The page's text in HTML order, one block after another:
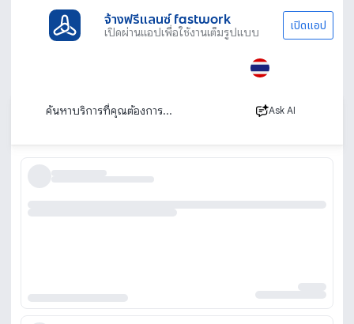
จ้างฟรีแลนซ์ fastwork
เปิดผ่านแอปเพื่อใช้งานเต็มรูปแบบ เปิดแอป
Ask AI
การแพทย์ และสุขภาพอื่นๆ
รวมงานสายสุขภาพและการแพทย์อื่นๆ
เรียงตาม